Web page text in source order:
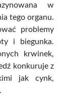
w
tego organu.
problemy
i biegunka.
krwinek,
konkuruje z
jak cynk,